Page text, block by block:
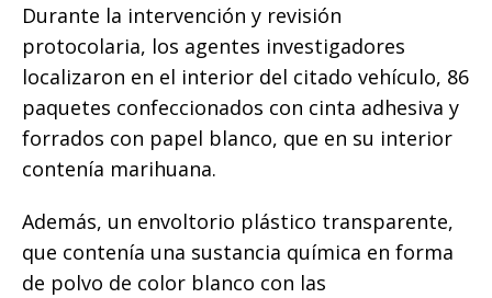
Durante la intervención y revisión
protocolaria, los agentes investigadores
localizaron en el interior del citado vehículo, 86
paquetes confeccionados con cinta adhesiva y
forrados con papel blanco, que en su interior
contenía marihuana.
Además, un envoltorio plástico transparente,
que contenía una sustancia química en forma
de polvo de color blanco con las